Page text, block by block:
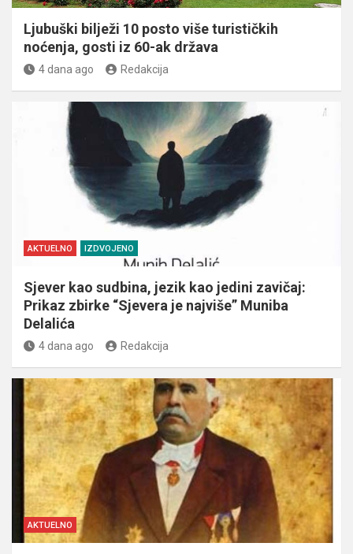
Ljubuški bilježi 10 posto više turističkih
noćenja, gosti iz 60-ak država
4 dana ago Redakcija
AKTUELNO IZDVOJENO
Sjever kao sudbina, jezik kao jedini zavičaj:
Prikaz zbirke “Sjevera je najviše” Muniba
Delalića
4 dana ago Redakcija
AKTUELNO